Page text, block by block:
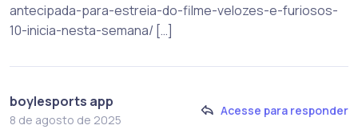
antecipada-para-estreia-do-filme-velozes-e-furiosos-
10-inicia-nesta-semana/ […]
boylesports app
8 de agosto de 2025
Acesse para responder